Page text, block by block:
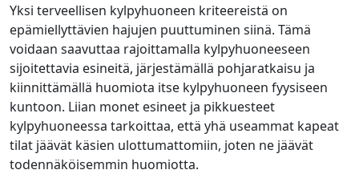
Yksi terveellisen kylpyhuoneen kriteereistä on
epämiellyttävien hajujen puuttuminen siinä. Tämä
voidaan saavuttaa rajoittamalla kylpyhuoneeseen
sijoitettavia esineitä, järjestämällä pohjaratkaisu ja
kiinnittämällä huomiota itse kylpyhuoneen fyysiseen
kuntoon. Liian monet esineet ja pikkuesteet
kylpyhuoneessa tarkoittaa, että yhä useammat kapeat
tilat jäävät käsien ulottumattomiin, joten ne jäävät
todennäköisemmin huomiotta.